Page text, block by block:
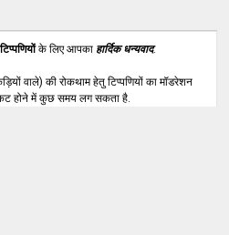
के लिए आपका हार्दिक धन्यवाद.
वाले) की रोकथाम हेतु टिप्पणियों का मॉडरेशन
होने में कुछ समय लग सकता है.